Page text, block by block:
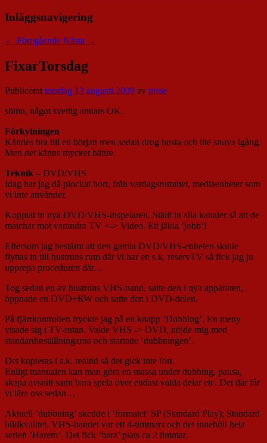
Inläggsnavigering
← Föregående Nästa →
FixarTorsdag
Publicerattorsdag 13 augusti 2009 av nisse
sömn, något svettig annars OK.
Förkylningen
Kändes bra till en början men sedan drog hosta och lite snuva igång.
Men det känns mycket bättre.
Teknik – DVD/VHS
Idag har jag då plockat bort, från vardagsrummet, mediaenheter som
vi inte använder.
Kopplat in nya DVD/VHS-inspelaren. Ställt in alla kanaler så att de
matchar mot varandra TV <-> Video. Ett jäkla ’jobb’!
Eftersom jag bestämt att den gamla DVD/VHS-enheten skulle
flyttas in till hustruns rum där vi har en s.k. reservTV så fick jag ju
upprepa proceduren där…
Tog sedan en av hustruns VHS-band, satte den i nya apparaten,
öppnade en DVD+RW och satte den i DVD-delen.
På fjärrkontrollen tryckte jag på en knapp ’Dubbing’. En meny
visade sig i TV-rutan. Valde VHS -> DVD, nöjde mig med
standardinställningarna och startade ’dubbningen’.
Det kopieras i s.k. realtid så det gick inte fort.
Enligt manualen kan man göra en massa under dubbing, pausa,
skapa avsnitt samt bara spela över endast valda delar etc. Det där får
vi lära oss sedan…
Aktuell ’dubbning’ skedde i ’formatet’ SP (Standard Play); Standard
bildkvalitet. VHS-bandet var ett 4-timmars och det innehöll hela
serien ’Harem’. Det fick ’bara’ plats ca 2 timmar.